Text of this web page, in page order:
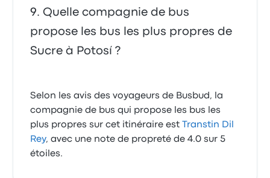
Quelle compagnie de bus
propose les bus les plus propres de
Sucre à Potosí ?
Selon les avis des voyageurs de Busbud, la
compagnie de bus qui propose les bus les
plus propres sur cet itinéraire est
Transtin Dil
Rey, avec une note de propreté de 4.0 sur 5
étoiles.